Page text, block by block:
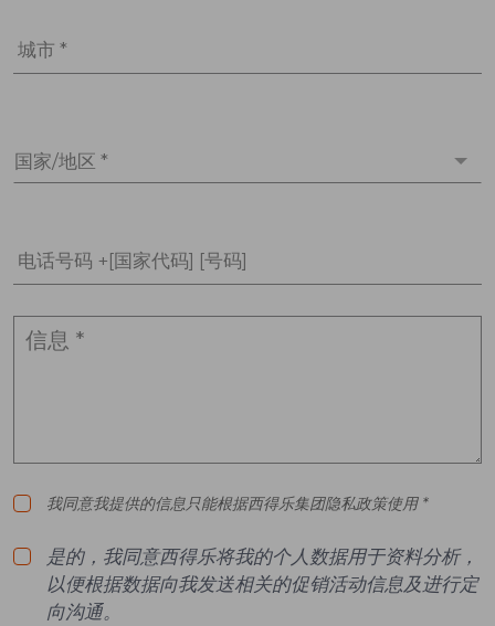
城市 *
国家/地区 *
电话号码 +[国家代码] [号码]
我同意我提供的信息只能根据西得乐集团隐私政策使用 *
是的，我同意西得乐将我的个人数据用于资料分析，
以便根据数据向我发送相关的促销活动信息及进行定
向沟通。